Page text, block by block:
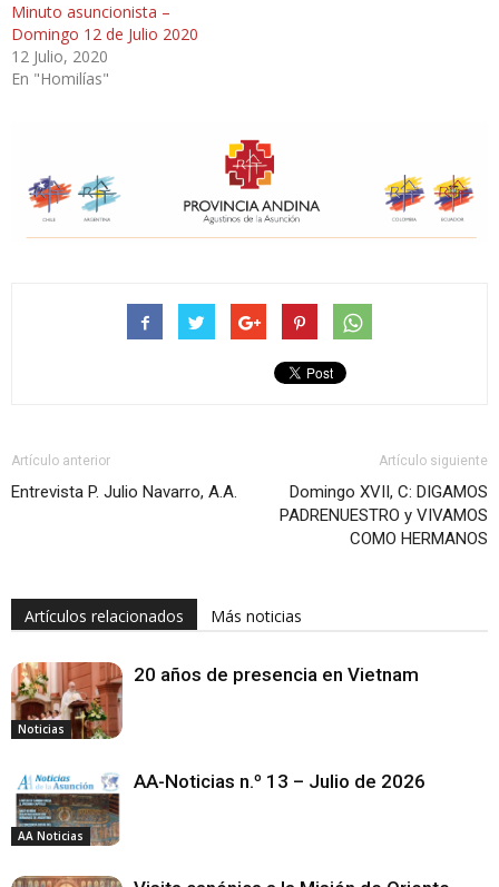
Minuto asuncionista –
Domingo 12 de Julio 2020
12 Julio, 2020
En "Homilías"
Artículo anterior
Entrevista P. Julio Navarro, A.A.
Artículo siguiente
Domingo XVII, C: DIGAMOS
PADRENUESTRO y VIVAMOS
COMO HERMANOS
Artículos relacionados Más noticias
Noticias
20 años de presencia en Vietnam
AA Noticias
AA-Noticias n.º 13 – Julio de 2026